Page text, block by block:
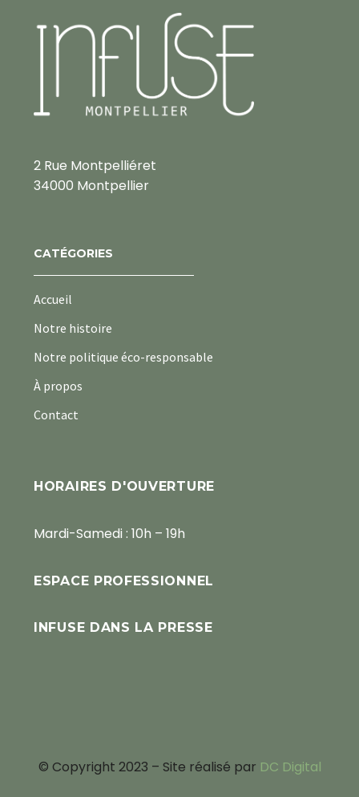
2 Rue Montpelliéret
34000 Montpellier
CATÉGORIES
Accueil
Notre histoire
Notre politique éco-responsable
À propos
Contact
HORAIRES D'OUVERTURE
Mardi-Samedi : 10h – 19h
ESPACE PROFESSIONNEL
INFUSE DANS LA PRESSE
© Copyright 2023 – Site réalisé par DC Digital